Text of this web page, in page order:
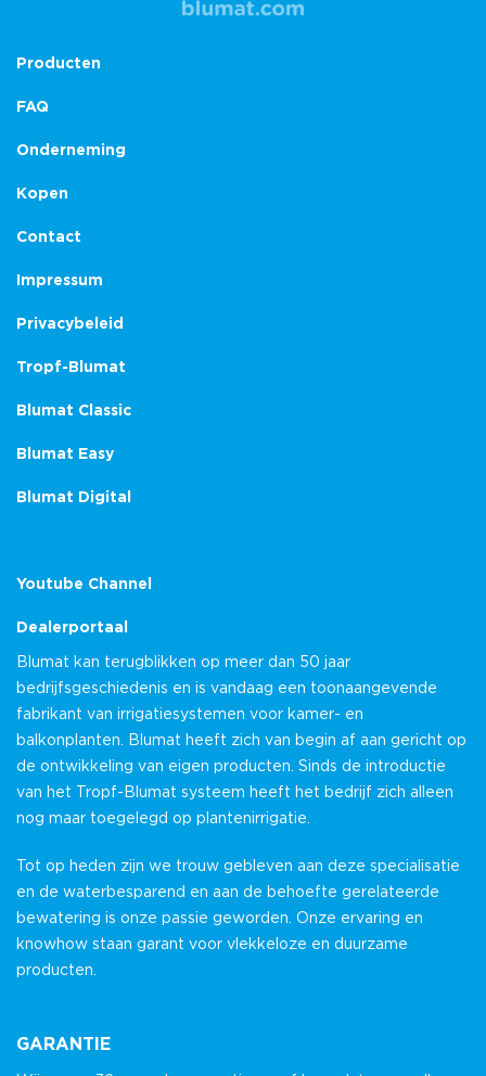
Producten
FAQ
Onderneming
Kopen
Contact
Impressum
Privacybeleid
Tropf-Blumat
Blumat Classic
Blumat Easy
Blumat Digital
Youtube Channel
Dealerportaal
Blumat kan terugblikken op meer dan 50 jaar
bedrijfsgeschiedenis en is vandaag een toonaangevende
fabrikant van irrigatiesystemen voor kamer- en
balkonplanten. Blumat heeft zich van begin af aan gericht op
de ontwikkeling van eigen producten. Sinds de introductie
van het Tropf-Blumat systeem heeft het bedrijf zich alleen
nog maar toegelegd op plantenirrigatie.
Tot op heden zijn we trouw gebleven aan deze specialisatie
en de waterbesparend en aan de behoefte gerelateerde
bewatering is onze passie geworden. Onze ervaring en
knowhow staan garant voor vlekkeloze en duurzame
producten.
GARANTIE